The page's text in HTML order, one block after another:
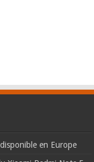
en Europe